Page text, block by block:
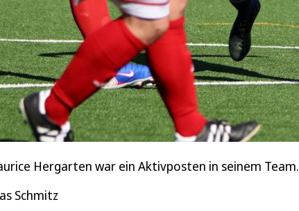
Hergarten war ein Aktivposten in seinem Team.
Schmitz